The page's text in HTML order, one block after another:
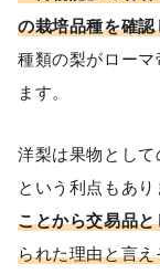
の栽培品種を確
種類の梨がロー
ます。
洋梨は果物とし
という利点もあ
ことから交易品
られた理由と言